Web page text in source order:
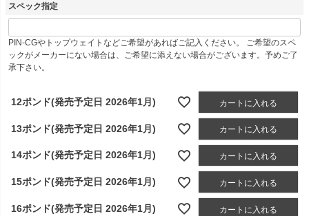
スペック指定
PIN-CGやトップウェイトなどご希望があればご記入ください。 ご希望のスペ
ックがメーカーにない場合は、ご希望に添えない場合がございます。予めご了
承下さい。
12ポンド(発売予定日 2026年1月) カートに入れる
13ポンド(発売予定日 2026年1月) カートに入れる
14ポンド(発売予定日 2026年1月) カートに入れる
15ポンド(発売予定日 2026年1月) カートに入れる
16ポンド(発売予定日 2026年1月) カートに入れる